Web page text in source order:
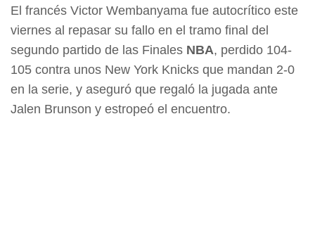
El francés Victor Wembanyama fue autocrítico este
viernes al repasar su fallo en el tramo final del
segundo partido de las Finales NBA, perdido 104-
105 contra unos New York Knicks que mandan 2-0
en la serie, y aseguró que regaló la jugada ante
Jalen Brunson y estropeó el encuentro.